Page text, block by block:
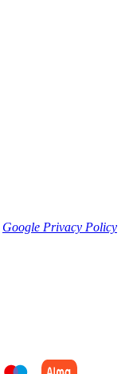
Google Privacy Policy